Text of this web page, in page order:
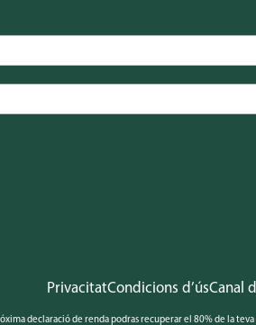
PrivacitatCondicions d’úsCanal
declaració de renda podras recuperar el 80% de la